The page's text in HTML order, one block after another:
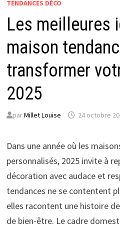
TENDANCES DÉCO
Les meilleures
maison
transformer
2025
parMillet Louise 24 octobre
Dans une année où les
personnalisés, 2025 invite à
décoration avec audace et
tendances ne se contentent
elles racontent une histoire
de bien-être. Le cadre